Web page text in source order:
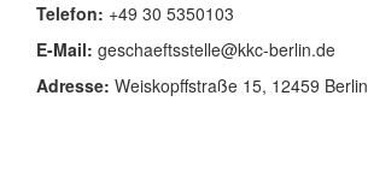
Telefon: +49 30 5350103
E-Mail: geschaeftsstelle@kkc-berlin.de
Adresse: Weiskopffstraße 15, 12459 Berlin